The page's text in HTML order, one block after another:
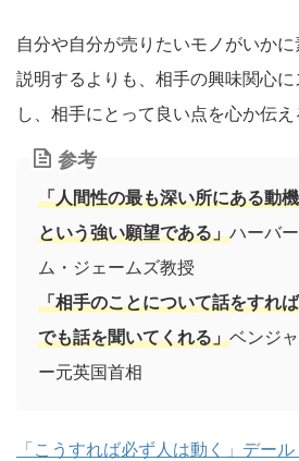
自分や自分が売りたいモノがいか
説明するよりも、相手の興味関心
し、相手にとって良い点を心か伝え
参考
「人間性の最も深い所にある動
という強い願望である」ハーバ
ム・ジェームズ教授
「相手のことについて話をすれ
でも話を聞いてくれる」ベンジ
ー元英国首相
「こうすれば必ず人は動く」デー